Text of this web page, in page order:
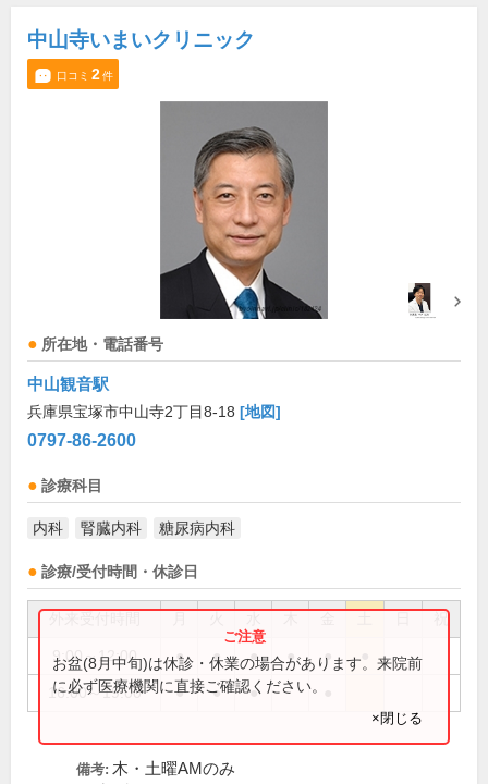
中山寺いまいクリニック
口コミ 2件
所在地・電話番号
中山観音駅
兵庫県宝塚市中山寺2丁目8-18 [地図]
0797-86-2600
診療科目
内科 腎臓内科 糖尿病内科
診療/受付時間・休診日
祝
9:00～12:00 ● ● ● ● ●
16:00～19:00 ● ● ●
お盆(8月中旬)は休診・休業の場合があります。来院前
に必ず医療機関に直接ご確認ください。
×閉じる
備考: 木・土曜AMのみ